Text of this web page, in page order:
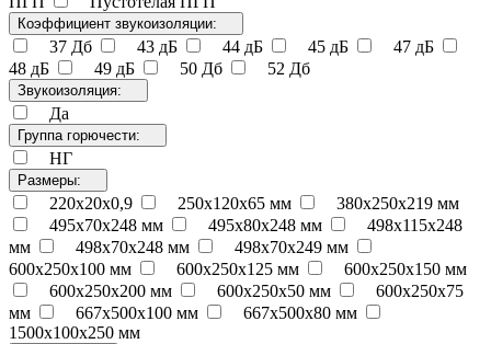
Коэффициент звукоизоляции:
37 Дб 43 дБ 44 дБ 45 дБ
47 дБ
48 дБ
49 дБ 50 Дб 52 Дб
Звукоизоляция:
Да
Группа горючести:
НГ
Размеры:
220х20х0,9 250х120х65 мм
380х250х219 мм
495х70х248 мм
495х80х248 мм
498х115х248
мм
498х70х248 мм
498х70х249 мм
600x250x100 мм
600x250x125 мм
600x250x150 мм
600x250x200 мм
600x250x50 мм
600x250x75
мм
667x500x100 мм
667x500x80 мм
1500x100x250 мм